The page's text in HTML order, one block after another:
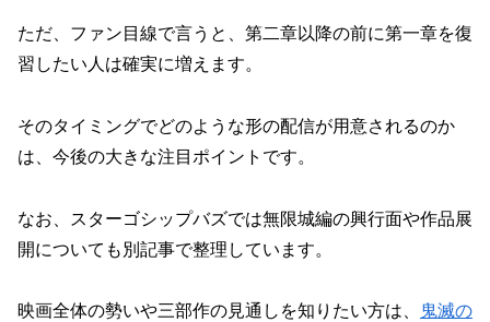
ただ、ファン目線で言うと、第二章以降の前に第一章を復
習したい人は確実に増えます。
そのタイミングでどのような形の配信が用意されるのか
は、今後の大きな注目ポイントです。
なお、スターゴシップバズでは無限城編の興行面や作品展
開についても別記事で整理しています。
映画全体の勢いや三部作の見通しを知りたい方は、
鬼滅の